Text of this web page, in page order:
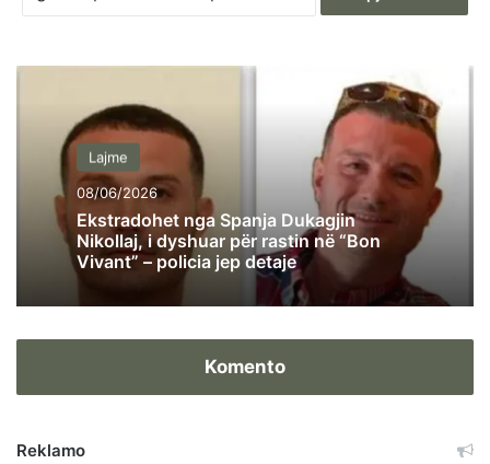
Lajme
08/06/2026
Ekstradohet nga Spanja Dukagjin
Nikollaj, i dyshuar për rastin në “Bon
Vivant” – policia jep detaje
Komento
Reklamo